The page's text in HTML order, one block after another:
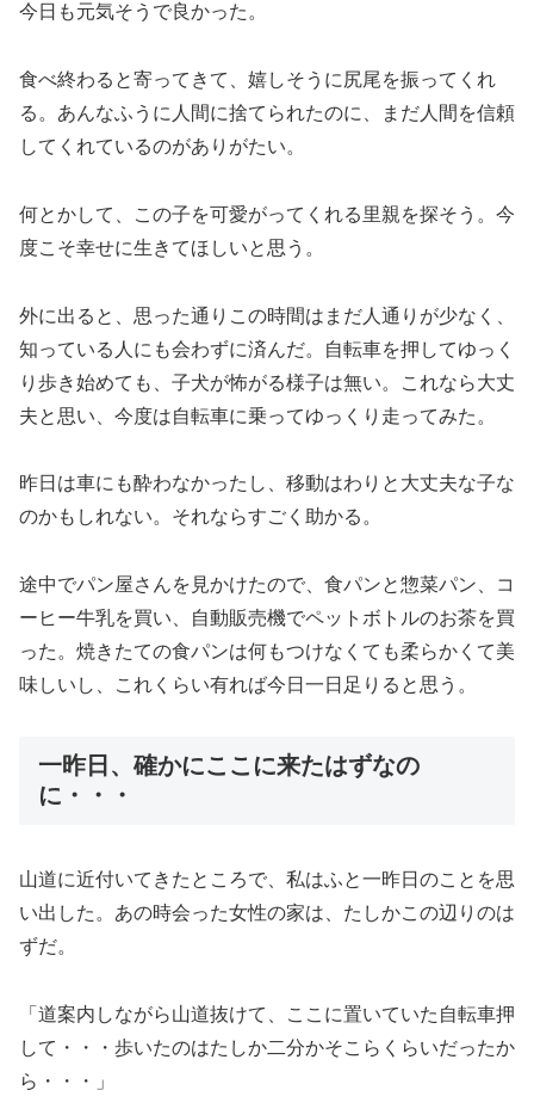
今日も元気そうで良かった。
食べ終わると寄ってきて、嬉しそうに尻尾を振ってくれ
る。あんなふうに人間に捨てられたのに、まだ人間を信頼
してくれているのがありがたい。
何とかして、この子を可愛がってくれる里親を探そう。今
度こそ幸せに生きてほしいと思う。
外に出ると、思った通りこの時間はまだ人通りが少なく、
知っている人にも会わずに済んだ。自転車を押してゆっく
り歩き始めても、子犬が怖がる様子は無い。これなら大丈
夫と思い、今度は自転車に乗ってゆっくり走ってみた。
昨日は車にも酔わなかったし、移動はわりと大丈夫な子な
のかもしれない。それならすごく助かる。
途中でパン屋さんを見かけたので、食パンと惣菜パン、コ
ーヒー牛乳を買い、自動販売機でペットボトルのお茶を買
った。焼きたての食パンは何もつけなくても柔らかくて美
味しいし、これくらい有れば今日一日足りると思う。
一昨日、確かにここに来たはずなの
に・・・
山道に近付いてきたところで、私はふと一昨日のことを思
い出した。あの時会った女性の家は、たしかこの辺りのは
ずだ。
「道案内しながら山道抜けて、ここに置いていた自転車押
して・・・歩いたのはたしか二分かそこらくらいだったか
ら・・・」